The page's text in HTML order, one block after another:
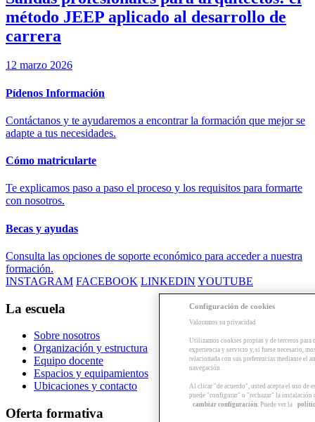
método JEEP aplicado al desarrollo de
carrera
12 marzo 2026
Pídenos Información
Contáctanos y te ayudaremos a encontrar la formación que mejor se
adapte a tus necesidades.
Cómo matricularte
Te explicamos paso a paso el proceso y los requisitos para formarte
con nosotros.
Becas y ayudas
Consulta las opciones de soporte económico para acceder a nuestra
formación.
INSTAGRAM FACEBOOK LINKEDIN YOUTUBE
La escuela
Sobre nosotros
Organización y estructura
Equipo docente
Espacios y equipamientos
Ubicaciones y contacto
Oferta formativa
Configuración de cookies
Valoramos su privacidad
Utilizamos cookies propias y de terceros para
experiencia y servicio y, si fuese necesario,
relacionada con sus preferencias mediante el
navegación.
Al clicar "de acuerdo", usted acepta el uso de
puede "configurar" o "rechazar" la instalación
cambiar configuración. Puede ver la